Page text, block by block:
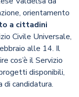
orientamento
a cittadini
Civile Universale,
alle 14. Il
cos’è il Servizio
disponibili,
candidatura.